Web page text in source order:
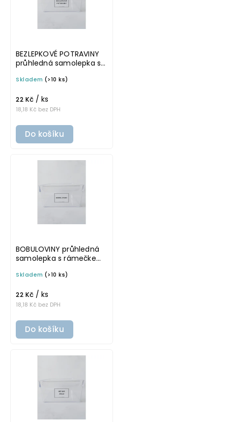
BEZLEPKOVÉ POTRAVINY
průhledná samolepka s
písmo, rozměr 6 × 4 cm
do lednice
Skladem (>10 ks)
18,18 Kč bez DPH
22 Kč / ks
Do košíku
BOBULOVINY průhledná
samolepka s rámečkem,
4 cm na boxy, šuplíky a
Skladem (>10 ks)
18,18 Kč bez DPH
22 Kč / ks
Do košíku